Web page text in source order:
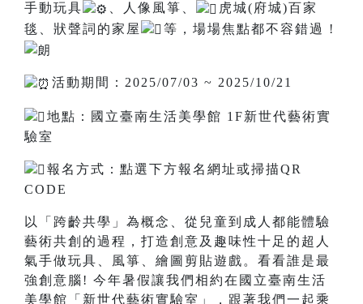
手動玩具
、人像風箏、
虎城(府城)百家
毯、狀聲詞的家屋
等，場場焦點都不容錯過 !
活動期間：2025/07/03 ~ 2025/10/21
地點：國立臺南生活美學館 1F新世代藝術實
驗室
報名方式：點選下方報名網址或掃描QR
CODE
以「跨齡共學」為概念、從兒童到成人都能體驗
藝術共創的過程，打造創意及趣味性十足的超人
氣手做玩具、風箏、繪圖剪貼遊戲。看看誰是最
強創意腦! 今年暑假讓我們相約在國立臺南生活
美學館「新世代藝術實驗室」，跟著我們一起乘